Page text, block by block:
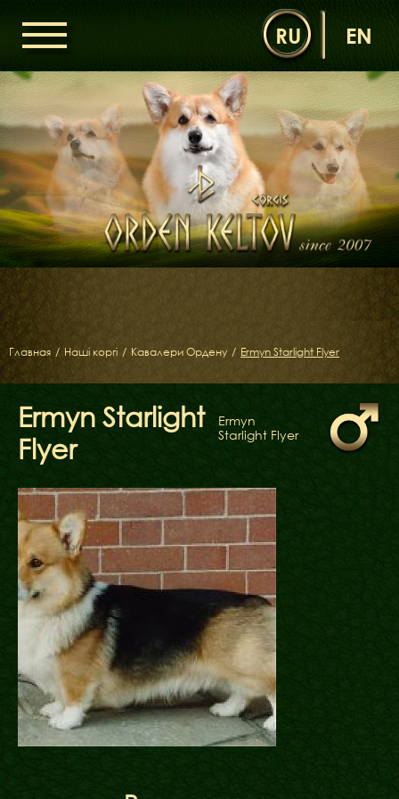
Главная / Наші коргі / Кавалери Ордену / Ermyn Starlight Flyer
Ermyn Starlight
Flyer
Ermyn
Starlight Flyer
RU EN
ОРДЕН КЕЛЬТІВ
НОВИНИ
ДИТЯЧА КІМНАТА
КОНТАКТИ
НАШІ КОРГІ
ДАМИ ОРДЕНУ
ДИТЯЧА КІМНАТА
БІБЛІОТЕКА
МІФИ
ФАКТИ
БЛОГ
ГАЛЕРЕЇ